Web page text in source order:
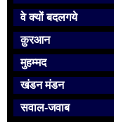
वे क्यों बदलगये
क़ुरआन
मुहम्मद
खंडन मंडन
सवाल-जवाब